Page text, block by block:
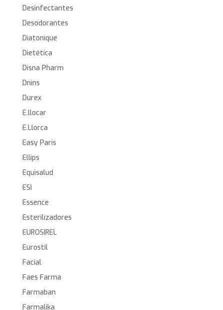
Desinfectantes
Desodorantes
Diatonique
Dietética
Disna Pharm
Dnins
Durex
E.llocar
E.Llorca
Easy Paris
Ellips
Equisalud
ESI
Essence
Esterilizadores
EUROSIREL
Eurostil
Facial
Faes Farma
Farmaban
Farmalika